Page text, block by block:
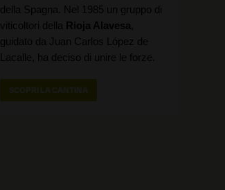
della Spagna. Nel 1985 un gruppo di
viticoltori della Rioja Alavesa
guidato da Juan Carlos López de
Lacalle, ha deciso di unire le forze.
SCOPRI LA CANTINA